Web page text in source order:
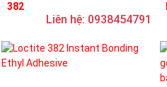
382
Liên hệ: 0938454791